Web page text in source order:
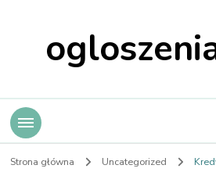
Strona główna Uncategorized